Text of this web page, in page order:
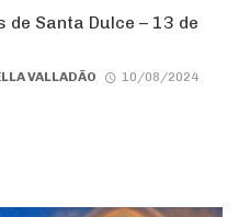
de Santa Dulce – 13 de
VALLADÃO
10/08/2024